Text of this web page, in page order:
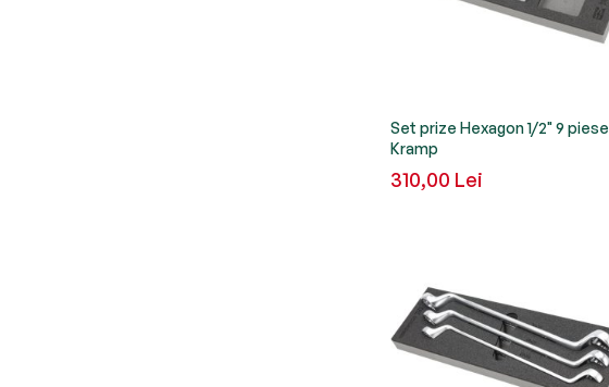
Set prize Hexagon 1/2" 9 piese
Kramp
310,00 Lei